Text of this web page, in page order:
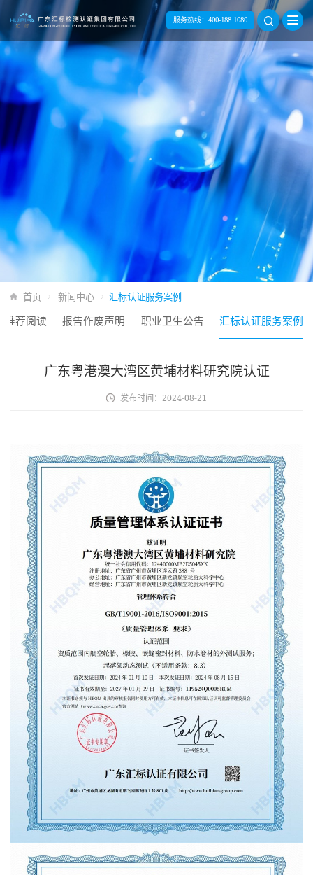
服务热线： 400-188 1080
首页 新闻中心 汇标认证服务案例
推荐阅读 报告作废声明 职业卫生公告 汇标认证服务案例
广东粤港澳大湾区黄埔材料研究院认证
发布时间： 2024-08-21